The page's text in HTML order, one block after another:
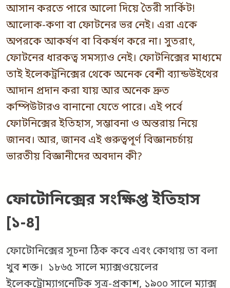
আসান করতে পারে আলো দিয়ে তৈরী সার্কিট!
আলোক-কণা বা ফোটনের ভর নেই। এরা একে
অপরকে আকর্ষণ বা বিকর্ষণ করে না। সুতরাং,
ফোটনের ধারকত্ব সমস্যাও নেই। ফোটনিক্সের মাধ্যমে
তাই ইলেকট্রনিক্সের থেকে অনেক বেশী ব্যান্ডউইথের
আদান প্রদান করা যায় আর অনেক দ্রুত
কম্পিউটারও বানানো যেতে পারে। এই পর্বে
ফোটনিক্সের ইতিহাস, সম্ভাবনা ও অন্তরায় নিয়ে
জানব। আর, জানব এই গুরুত্বপূর্ণ বিজ্ঞানচর্চায়
ভারতীয় বিজ্ঞানীদের অবদান কী?
ফোটোনিক্সের সংক্ষিপ্ত ইতিহাস
[১-৪]
ফোটোনিক্সের সূচনা ঠিক কবে এবং কোথায় তা বলা
খুব শক্ত। ১৮৬৫ সালে ম্যাক্সওয়েলের
ইলেকট্রোম্যাগনেটিক সূত্র-প্রকাশ, ১৯০০ সালে ম্যাক্স